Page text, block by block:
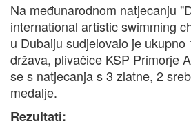
Na međunarodnom natjecanju
international artistic swimming
u Dubaiju sudjelovalo je ukupno
država, plivačice KSP Primorje
se s natjecanja s 3 zlatne, 2
medalje.
Rezultati: